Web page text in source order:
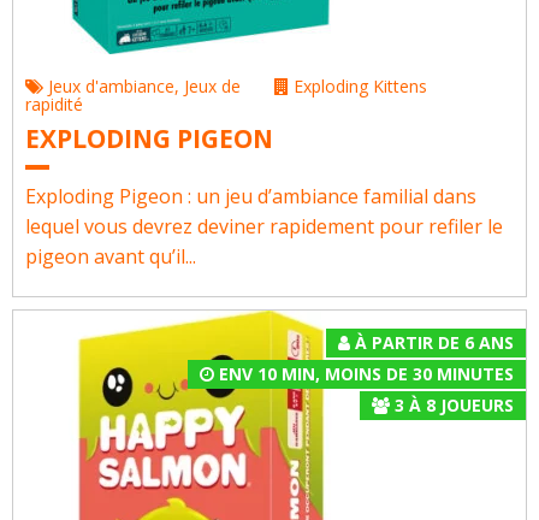
Jeux d'ambiance, Jeux de
rapidité
Exploding Kittens
EXPLODING PIGEON
Exploding Pigeon : un jeu d’ambiance familial dans
lequel vous devrez deviner rapidement pour refiler le
pigeon avant qu’il...
À PARTIR DE 6 ANS
ENV 10 MIN, MOINS DE 30 MINUTES
3 À 8JOUEURS